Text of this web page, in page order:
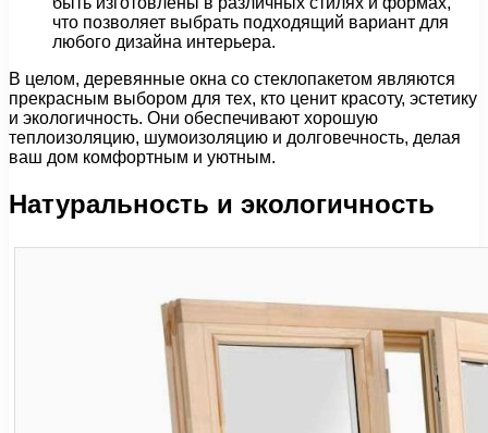
что позволяет выбрать подходящий вариант для
любого дизайна интерьера.
В целом, деревянные окна со стеклопакетом являются
прекрасным выбором для тех, кто ценит красоту, эстетику
и экологичность. Они обеспечивают хорошую
теплоизоляцию, шумоизоляцию и долговечность, делая
ваш дом комфортным и уютным.
Натуральность и экологичность